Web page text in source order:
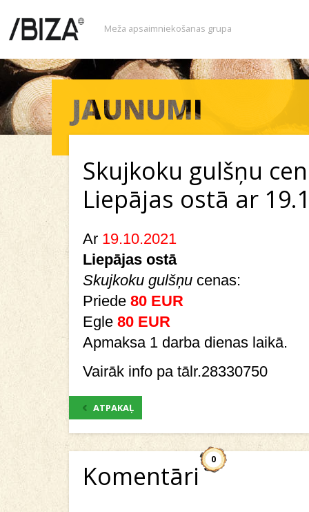
Meža apsaimniekošanas grupa
Skujkoku gulšņu
Liepājas ostā ar
Ar 19.10.2021
Liepājas ostā
Skujkoku gulšņu cenas:
Priede 80 EUR
Egle 80 EUR
Apmaksa 1 darba dienas laikā.
Vairāk info pa tālr.28330750
ATPAKAĻ
Komentāri
0